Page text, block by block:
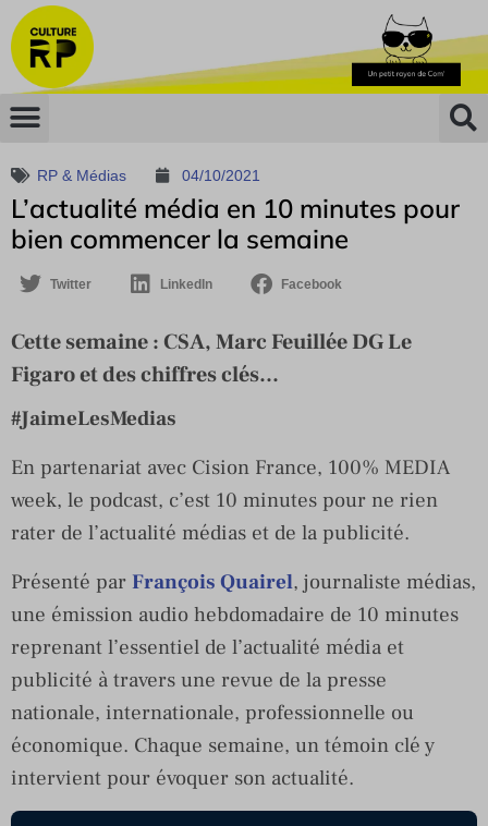
RP & Médias 04/10/2021
L’actualité média en 10 minutes pour
bien commencer la semaine
Twitter LinkedIn Facebook
Cette semaine : CSA, Marc Feuillée DG Le
Figaro et des chiffres clés...
#JaimeLesMedias
En partenariat avec Cision France, 100% MEDIA
week, le podcast, c’est 10 minutes pour ne rien
rater de l’actualité médias et de la publicité.
Présenté par François Quairel, journaliste médias,
une émission audio hebdomadaire de 10 minutes
reprenant l’essentiel de l’actualité média et
publicité à travers une revue de la presse
nationale, internationale, professionnelle ou
économique. Chaque semaine, un témoin clé y
intervient pour évoquer son actualité.